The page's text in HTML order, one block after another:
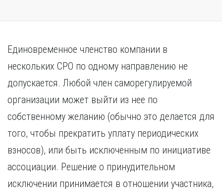
Единовременное членство компании в
нескольких СРО по одному направлению не
допускается. Любой член саморегулируемой
организации может выйти из нее по
собственному желанию (обычно это делается для
того, чтобы прекратить уплату периодических
взносов), или быть исключенным по инициативе
ассоциации. Решение о принудительном
исключении принимается в отношении участника,